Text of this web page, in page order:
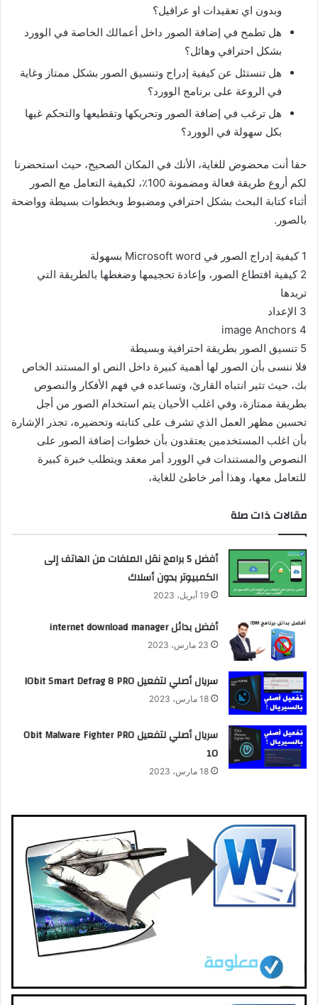
وبدون اي تعقيدات او عراقيل؟
هل تطمح في إضافة الصور داخل أعمالك الخاصة في الوورد
بشكل احترافي وهائل؟
هل تنستئل عن كيفية إدراج وتنسيق الصور بشكل ممتاز وغاية
في الروعة على برنامج الوورد؟
هل ترغب في إضافة الصور وتحريكها وتقطيعها والتحكم غيها
بكل سهولة في الوورد؟
حقا أنت محضوض للغاية، الأنك في المكان الصحيح، حيث استحضرنا
لكم أروع طريقة فعالة ومضمونة 100٪، لكيفية التعامل مع الصور
أثناء كتابة البحث بشكل احترافي ومضبوط وبخطوات بسيطة وواضحة
بالصور.
1 كيفية إدراج الصور في Microsoft word بسهولة
2 كيفية اقتطاع الصور، وإعادة تحجيمها وضغطها بالطريقة التي
تريدها
3 الإعداد
4
image Anchors
5 تنسيق الصور بطريقة احترافية وبسيطة
فلا ننسى بأن الصور لها أهمية كبيرة داخل النص او المستند الخاص
بك، حيث تثير انتباه القارئ، وتساعده في فهم الأفكار والنصوص
بطريقة ممتازة، وفي اغلب الأحيان يتم استخدام الصور من أجل
تحسين مظهر العمل الذي تشرف على كتابته وتحضيره، تجذر الإشارة
بأن اغلب المستخدمين يعتقدون بأن خطوات إضافة الصور على
النصوص والمستندات في الوورد أمر معقد ويتطلب خبرة كبيرة
للتعامل معها، وهذا أمر خاطئ للغاية،
مقالات ذات صلة
أفضل 5 برامج نقل الملفات من الهاتف إلى
الكمبيوتر بدون أسلاك
19 أبريل، 2023
أفضل بدائل internet download manager
23 مارس، 2023
سريال أصلي لتفعيل IObit Smart Defrag 8 PRO
18 مارس، 2023
سريال أصلي لتفعيل Obit Malware Fighter PRO
10
18 مارس، 2023